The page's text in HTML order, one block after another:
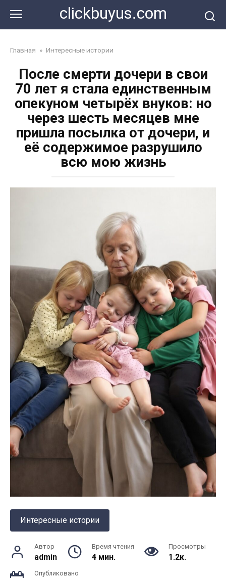
контенту
clickbuyus.com
Главная » Интересные истории
После смерти дочери в свои
70 лет я стала единственным
опекуном четырёх внуков: но
через шесть месяцев мне
пришла посылка от дочери, и
её содержимое разрушило
всю мою жизнь
Интересные истории
Автор
admin
Время чтения
4 мин.
Просмотры
1.2к.
Опубликовано